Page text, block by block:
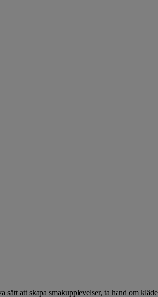
att skapa smakupplevelser, ta hand om